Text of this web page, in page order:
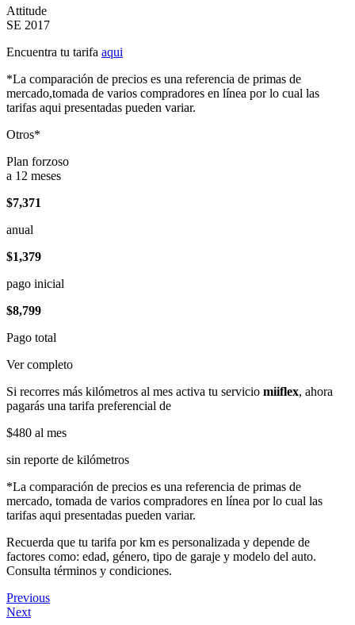
Attitude
SE 2017
Encuentra tu tarifa aqui
*La comparación de precios es una referencia de primas de
mercado,tomada de varios compradores en línea por lo cual las
tarifas aqui presentadas pueden variar.
Otros*
Plan forzoso
a 12 meses
$7,371
anual
$1,379
pago inicial
$8,799
Pago total
Ver completo
Si recorres más kilómetros al mes activa tu servicio miiflex, ahora
pagarás una tarifa preferencial de
$480 al mes
sin reporte de kilómetros
*La comparación de precios es una referencia de primas de
mercado, tomada de varios compradores en línea por lo cual las
tarifas aqui presentadas pueden variar.
Recuerda que tu tarifa por km es personalizada y depende de
factores como: edad, género, tipo de garaje y modelo del auto.
Consulta términos y condiciones.
Previous
Next